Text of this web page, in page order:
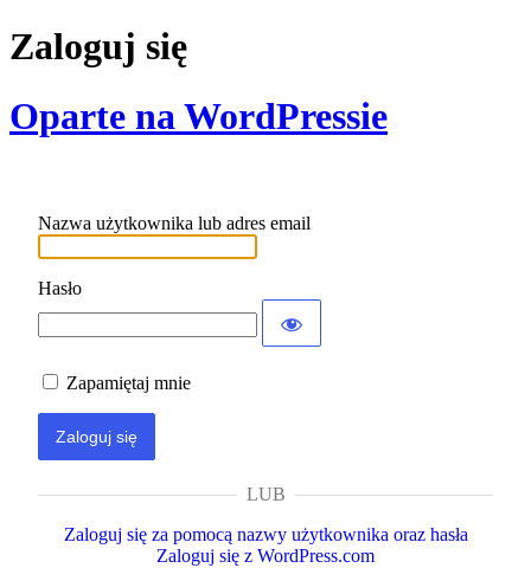
Zaloguj się
Oparte na WordPressie
Nazwa użytkownika lub adres email
Hasło
Zapamiętaj mnie
LUB
Zaloguj się za pomocą nazwy użytkownika oraz hasła
Zaloguj się z WordPress.com